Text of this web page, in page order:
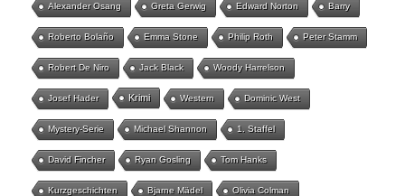
Alexander Osang Greta Gerwig Edward Norton Barry
Roberto Bolaño Emma Stone Philip Roth Peter Stamm
Robert De Niro Jack Black Woody Harrelson
Josef Hader Krimi Western Dominic West
Mystery-Serie Michael Shannon 1. Staffel
David Fincher Ryan Gosling Tom Hanks
Kurzgeschichten Bjarne Mädel Olivia Colman